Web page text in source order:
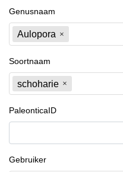
Genusnaam
Aulopora
Soortnaam
schoharie
PaleonticaID
Gebruiker